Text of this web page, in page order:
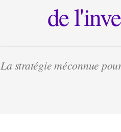
de
La stratégie méconnue